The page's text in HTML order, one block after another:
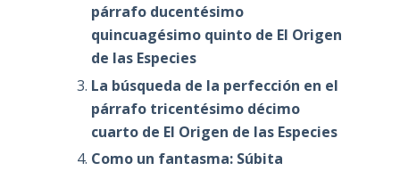
párrafo ducentésimo
quincuagésimo quinto de El Origen
de las Especies
La búsqueda de la perfección en el
párrafo tricentésimo décimo
cuarto de El Origen de las Especies
Como un fantasma: Súbita